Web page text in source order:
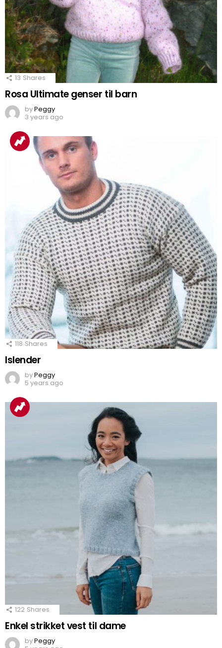
13 Shares
Rosa Ultimate genser til barn
byPeggy
3 years ago
118 Shares
Islender
byPeggy
5 years ago
122 Shares
Enkel strikket vest til dame
byPeggy